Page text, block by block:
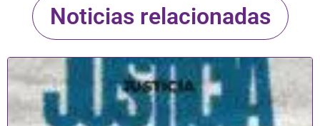
Noticias relacionadas